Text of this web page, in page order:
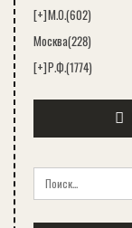
[+]М.О.(602)
Москва(228)
[+]Р.Ф.(1774)